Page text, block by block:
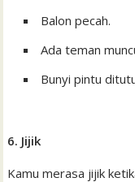
Balon pecah.
Ada teman
Bunyi pintu
6. Jijik
Kamu merasa jijik